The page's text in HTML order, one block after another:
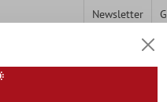
Newsletter